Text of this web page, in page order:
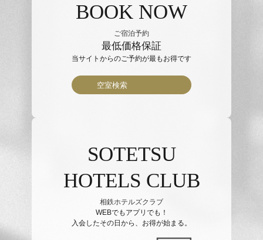
BOOK NOW
ご宿泊予約
最低価格保証
当サイトからのご予約が最もお得です
空室検索
SOTETSU
HOTELS CLUB
相鉄ホテルズクラブ
WEBでもアプリでも！
入会したその日から、お得が始まる。